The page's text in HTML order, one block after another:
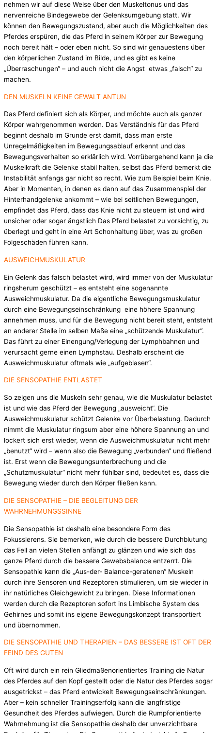
nehmen wir auf diese Weise über den Muskeltonus und das
nervenreiche Bindegewebe der Gelenksumgebung statt. Wir
können den Bewegungszustand, aber auch die Möglichkeiten des
Pferdes erspüren, die das Pferd in seinem Körper zur Bewegung
noch bereit hält – oder eben nicht. So sind wir genauestens über
den körperlichen Zustand im Bilde, und es gibt es keine
„Überraschungen“ – und auch nicht die Angst etwas „falsch“ zu
machen.
DEN MUSKELN KEINE GEWALT ANTUN
Das Pferd definiert sich als Körper, und möchte auch als ganzer
Körper wahrgenommen werden. Das Verständnis für das Pferd
beginnt deshalb im Grunde erst damit, dass man erste
Unregelmäßigkeiten im Bewegungsablauf erkennt und das
Bewegungsverhalten so erklärlich wird. Vorrübergehend kann ja die
Muskelkraft die Gelenke stabil halten, selbst das Pferd bemerkt die
Instabilität anfangs gar nicht so recht. Wie zum Beispiel beim Knie.
Aber in Momenten, in denen es dann auf das Zusammenspiel der
Hinterhandgelenke ankommt – wie bei seitlichen Bewegungen,
empfindet das Pferd, dass das Knie nicht zu steuern ist und wird
unsicher oder sogar ängstlich Das Pferd belastet zu vorsichtig, zu
überlegt und geht in eine Art Schonhaltung über, was zu großen
Folgeschäden führen kann.
AUSWEICHMUSKULATUR
Ein Gelenk das falsch belastet wird, wird immer von der Muskulatur
ringsherum geschützt – es entsteht eine sogenannte
Ausweichmuskulatur. Da die eigentliche Bewegungsmuskulatur
durch eine Bewegungseinschränkung eine höhere Spannung
annehmen muss, und für die Bewegung nicht bereit steht, entsteht
an anderer Stelle im selben Maße eine „schützende Muskulatur“.
Das führt zu einer Einengung/Verlegung der Lymphbahnen und
verursacht gerne einen Lymphstau. Deshalb erscheint die
Ausweichmuskulatur oftmals wie „aufgeblasen“.
DIE SENSOPATHIE ENTLASTET
So zeigen uns die Muskeln sehr genau, wie die Muskulatur belastet
ist und wie das Pferd der Bewegung „ausweicht“. Die
Ausweichmuskulatur schützt Gelenke vor Überbelastung. Dadurch
nimmt die Muskulatur ringsum aber eine höhere Spannung an und
lockert sich erst wieder, wenn die Ausweichmuskulatur nicht mehr
„benutzt“ wird – wenn also die Bewegung „verbunden“ und fließend
ist. Erst wenn die Bewegungsunterbrechung und die
„Schutzmuskulatur“ nicht mehr fühlbar sind, bedeutet es, dass die
Bewegung wieder durch den Körper fließen kann.
DIE SENSOPATHIE – DIE BEGLEITUNG DER
WAHRNEHMUNGSSINNE
Die Sensopathie ist deshalb eine besondere Form des
Fokussierens. Sie bemerken, wie durch die bessere Durchblutung
das Fell an vielen Stellen anfängt zu glänzen und wie sich das
ganze Pferd durch die bessere Gewebsbalance entzerrt. Die
Sensopathie kann die „Aus-der- Balance-geratenen“ Muskeln
durch ihre Sensoren und Rezeptoren stimulieren, um sie wieder in
ihr natürliches Gleichgewicht zu bringen. Diese Informationen
werden durch die Rezeptoren sofort ins Limbische System des
Gehirnes und somit ins eigene Bewegungskonzept transportiert
und übernommen.
DIE SENSOPATHIE UND THERAPIEN – DAS BESSERE IST OFT DER
FEIND DES GUTEN
Oft wird durch ein rein Gliedmaßenorientiertes Training die Natur
des Pferdes auf den Kopf gestellt oder die Natur des Pferdes sogar
ausgetrickst – das Pferd entwickelt Bewegungseinschränkungen.
Aber – kein schneller Trainingserfolg kann die langfristige
Gesundheit des Pferdes aufwiegen. Durch die Rumpforientierte
Wahrnehmung ist die Sensopathie deshalb der unverzichtbare